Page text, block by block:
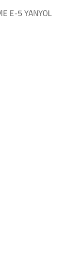
E-5 YANYOL